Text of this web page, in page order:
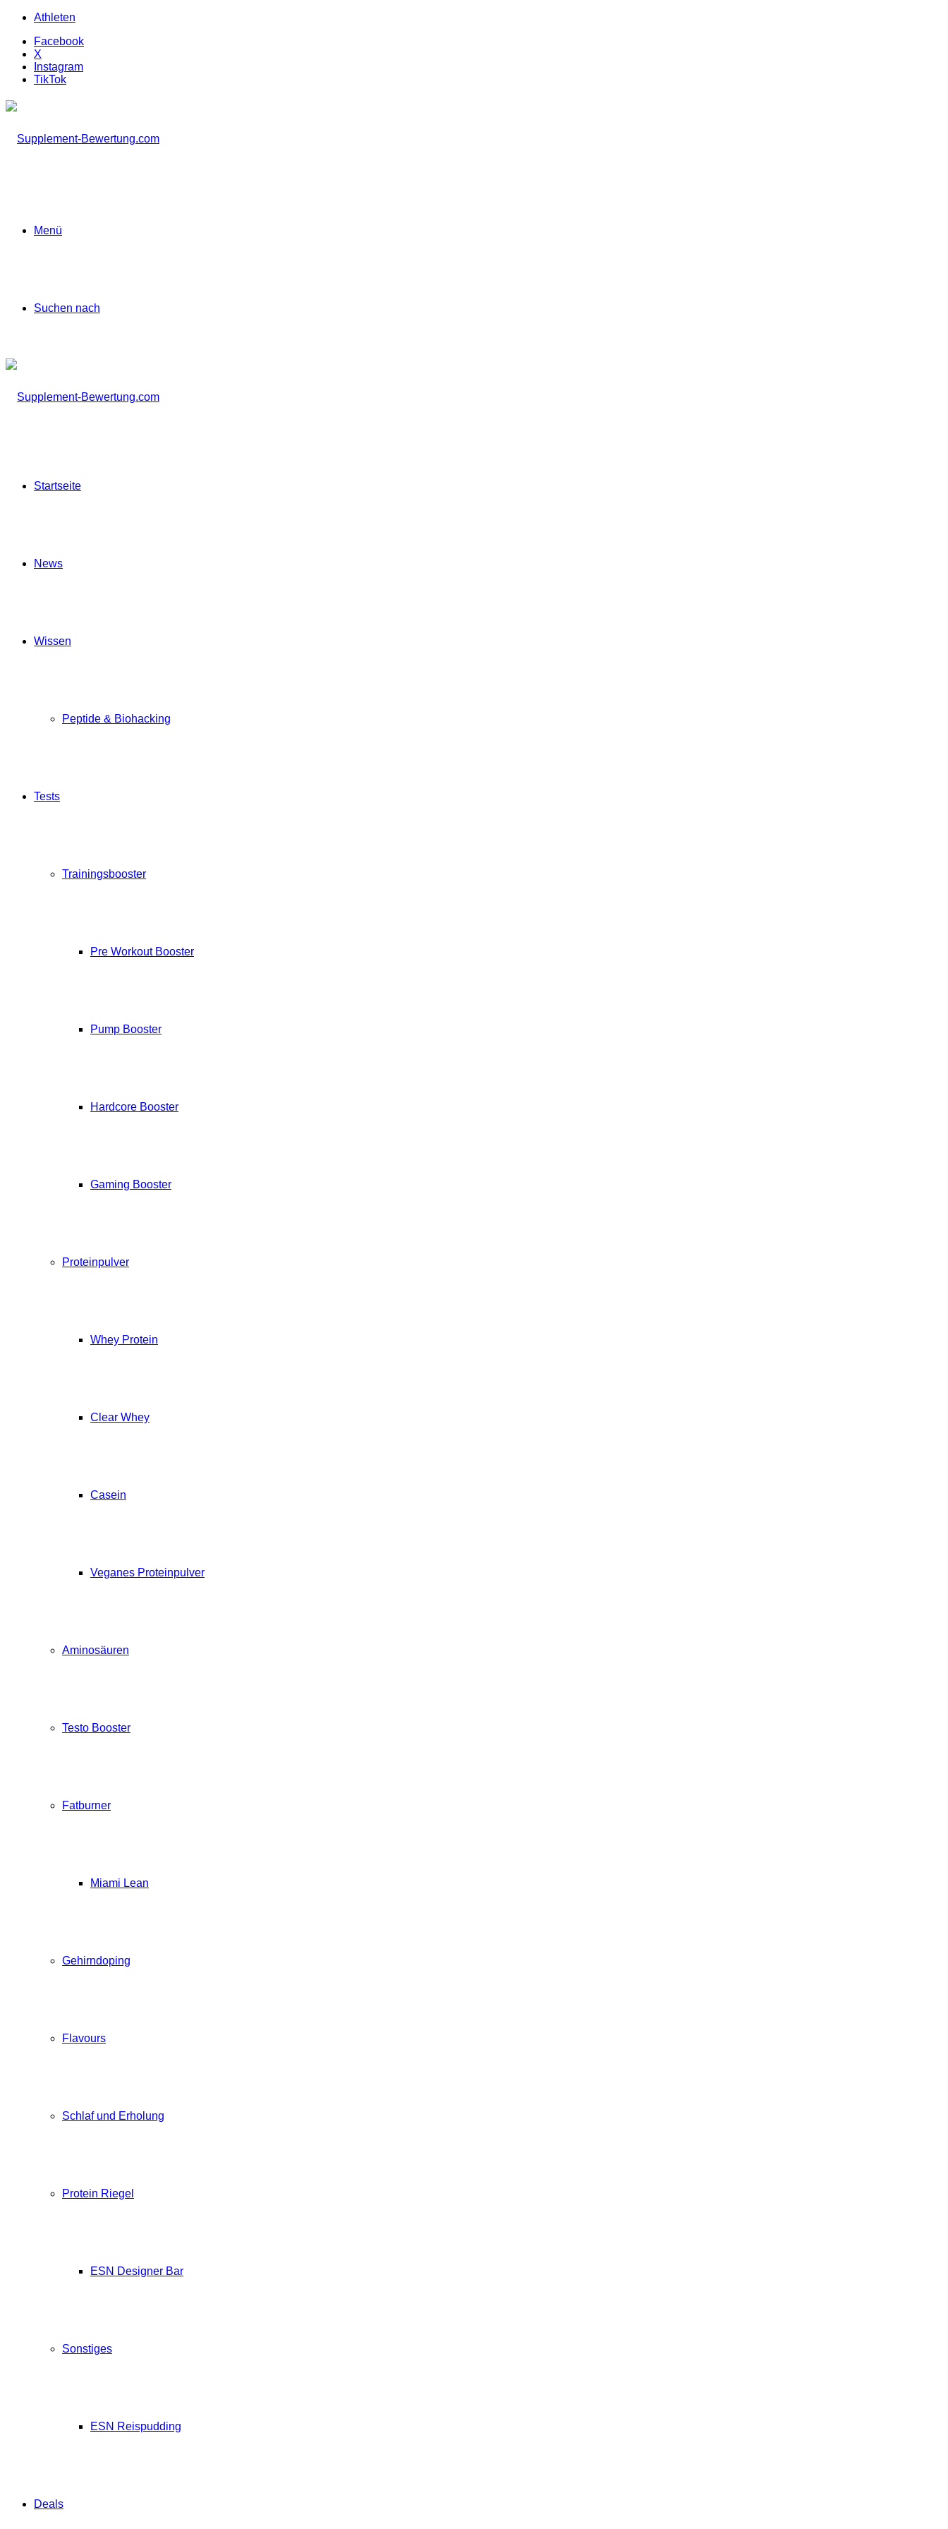
Athleten
Facebook
X
Instagram
TikTok
Menü
Suchen nach
Startseite
News
Wissen
Peptide & Biohacking
Tests
Trainingsbooster
Pre Workout Booster
Pump Booster
Hardcore Booster
Gaming Booster
Proteinpulver
Whey Protein
Clear Whey
Casein
Veganes Proteinpulver
Aminosäuren
Testo Booster
Fatburner
Miami Lean
Gehirndoping
Flavours
Schlaf und Erholung
Protein Riegel
ESN Designer Bar
Sonstiges
ESN Reispudding
Deals